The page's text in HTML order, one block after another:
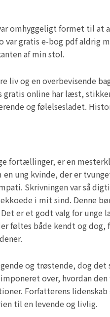
omhyggeligt formet til at
gratis e-bog pdf aldrig
af min stol.
og en overbevisende
online har læst,
og følelsesladet.
fortællinger, er en
ung kvinde, der er
Skrivningen var så
i mit sind. Denne
er et godt valg for unge
føltes både kendt og
og trøstende, dog
over, hvordan
Forfatterens
til en levende og livlig.